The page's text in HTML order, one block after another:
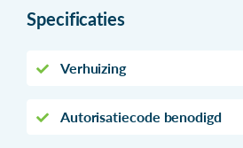
Specificaties
Verhuizing
Autorisatiecode benodigd